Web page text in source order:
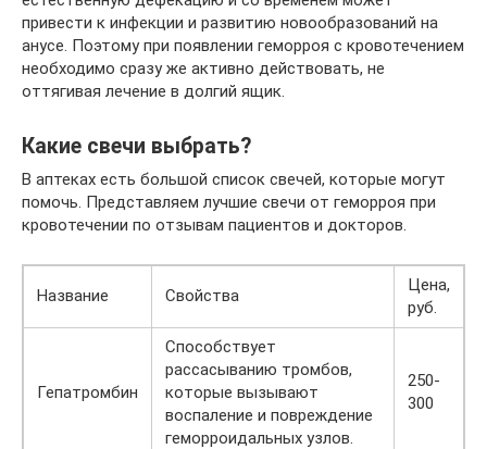
привести к инфекции и развитию новообразований на
анусе. Поэтому при появлении геморроя с кровотечением
необходимо сразу же активно действовать, не
оттягивая лечение в долгий ящик.
Какие свечи выбрать?
В аптеках есть большой список свечей, которые могут
помочь. Представляем лучшие свечи от геморроя при
кровотечении по отзывам пациентов и докторов.
Название Свойства
Цена,
руб.
Гепатромбин
Способствует
рассасыванию тромбов,
которые вызывают
воспаление и повреждение
геморроидальных узлов.
250-
300